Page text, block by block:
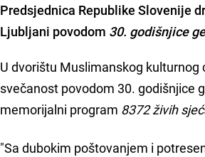
Predsjednica Republike Slovenije
Ljubljani povodom 30. godišnjice
U dvorištu Muslimanskog kulturnog
svečanost povodom 30. godišnjice
memorijalni program 8372 živih
"Sa dubokim poštovanjem i